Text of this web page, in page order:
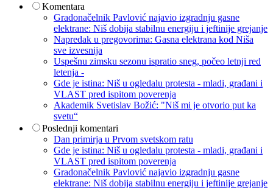
Komentara
Gradonačelnik Pavlović najavio izgradnju gasne
elektrane: Niš dobija stabilnu energiju i jeftinije grejanje
Napredak u pregovorima: Gasna elektrana kod Niša
sve izvesnija
Uspešnu zimsku sezonu ispratio sneg, počeo letnji red
letenja -
Gde je istina: Niš u ogledalu protesta - mladi, građani i
VLAST pred ispitom poverenja
Akademik Svetislav Božić: "Niš mi je otvorio put ka
svetu“
Poslednji komentari
Dan primirja u Prvom svetskom ratu
Gde je istina: Niš u ogledalu protesta - mladi, građani i
VLAST pred ispitom poverenja
Gradonačelnik Pavlović najavio izgradnju gasne
elektrane: Niš dobija stabilnu energiju i jeftinije grejanje